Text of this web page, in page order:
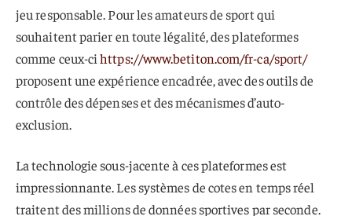
jeu responsable. Pour les amateurs de sport qui
souhaitent parier en toute légalité, des plateformes
comme ceux-cihttps://www.betiton.com/fr-ca/sport/
proposent une expérience encadrée, avec des outils de
contrôle des dépenses et des mécanismes d’auto-
exclusion.
La technologie sous-jacente à ces plateformes est
impressionnante. Les systèmes de cotes en temps réel
traitent des millions de données sportives par seconde.